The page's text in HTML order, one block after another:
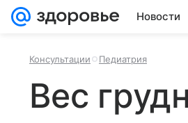
Новости
Консультации Педиатрия
Вес